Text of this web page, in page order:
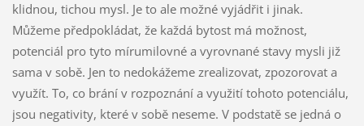
klidnou, tichou mysl. Je to ale možné vyjádřit i jinak.
Můžeme předpokládat, že každá bytost má možnost,
potenciál pro tyto mírumilovné a vyrovnané stavy mysli již
sama v sobě. Jen to nedokážeme zrealizovat, zpozorovat a
využít. To, co brání v rozpoznání a využití tohoto potenciálu,
jsou negativity, které v sobě neseme. V podstatě se jedná o